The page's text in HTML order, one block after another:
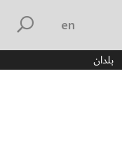
english
بلدان